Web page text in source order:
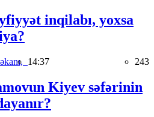
inqilabı, yoxsa
14:37 243
Kiyev səfərinin